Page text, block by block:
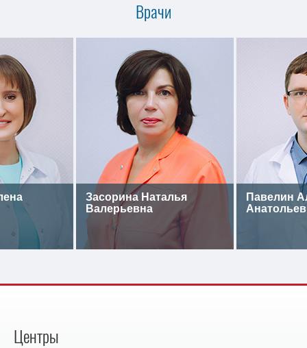
Врачи
Засорина Наталья
Валерьевна
Павелин
Центры